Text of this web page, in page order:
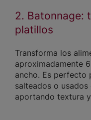
2. Batonnage:
platillos
Transforma los
aproximadamente
ancho. Es perfecto
salteados o
aportando textura